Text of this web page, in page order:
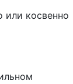
или косвенно